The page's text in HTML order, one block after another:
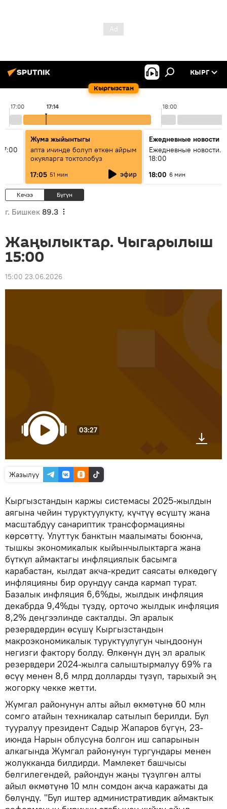
Кыргызстан
КЫРГ
17:00 18:00
17:14
Жума жыйынтыгы
апта ичинде болуп өткөн айрым
окуяларга токтолобуз
17:05 51 мин эфир
Ежедневные новости
Ежедневные новости.
18:00
18:00 6 мин
Кечээ Бүгүн
г. Бишкек 89.3
Жаңылыктар. Чыгарылыш
15:00
15:00 23.06.2026
03:27
Жазылуу
Кыргызстандын каржы системасы 2025-жылдын
аягына чейин туруктуулукту, күчтүү өсүштү жана
масштабдуу санариптик трансформацияны
көрсөттү. Улуттук банктын маалыматы боюнча,
тышкы экономикалык кыйынчылыктарга жана
бүткүл аймактагы инфляциялык басымга
карабастан, кылдат акча-кредит саясаты өлкөдөгү
инфляцияны бир орундуу санда кармап турат.
Базалык инфляция 6,6%ды, жылдык инфляция
декабрда 9,4%ды түздү, орточо жылдык инфляция
8,2% деңгээлинде сакталды. Эл аралык
резервдердин өсүшү Кыргызстандын
макроэкономикалык туруктуулугун чыңдоонун
негизги фактору болду. Өлкөнүн дүң эл аралык
резервдери 2024-жылга салыштырмалуу 69% га
өсүү менен 8,6 млрд долларды түзүп, тарыхый эң
жогорку чекке жетти.
Жумгал районунун алты айыл өкмөтүнө 60 млн
сомго атайын техникалар сатылып берилди. Бул
тууралуу президент Садыр Жапаров бүгүн, 23-
июнда Нарын облусуна болгон иш сапарынын
алкагында Жумгал районунун тургундары менен
жолукканда билдирди. Мамлекет башчысы
белгилегендей, райондун жаңы түзүлгөн алты
айыл өкмөтүнө 10 млн сомдон акча каражаты да
бөлүндү. "Бул иштер административдик аймактык